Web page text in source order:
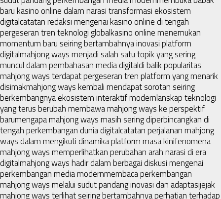
baru kasino online dalam narasi transformasi ekosistem
digitalcatatan redaksi mengenai kasino online di tengah
pergeseran tren teknologi globalkasino online menemukan
momentum baru seiring bertambahnya inovasi platform
digitalmahjong ways menjadi salah satu topik yang sering
muncul dalam pembahasan media digitaldi balik popularitas
mahjong ways terdapat pergeseran tren platform yang menarik
disimakmahjong ways kembali mendapat sorotan seiring
berkembangnya ekosistem interaktif modernlanskap teknologi
yang terus berubah membawa mahjong ways ke perspektif
barumengapa mahjong ways masih sering diperbincangkan di
tengah perkembangan dunia digitalcatatan perjalanan mahjong
ways dalam mengikuti dinamika platform masa kinifenomena
mahjong ways memperlihatkan perubahan arah narasi di era
digitalmahjong ways hadir dalam berbagai diskusi mengenai
perkembangan media modernmembaca perkembangan
mahjong ways melalui sudut pandang inovasi dan adaptasijejak
mahjong ways terlihat seiring bertambahnya perhatian terhadap